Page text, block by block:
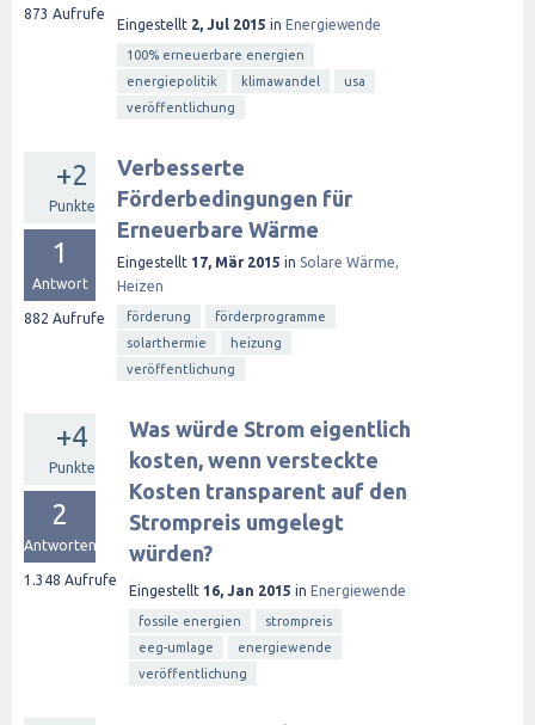
873 Aufrufe
Eingestellt 2, Jul 2015 in Energiewende
100% erneuerbare energien
energiepolitik
klimawandel
usa
veröffentlichung
+2
Punkte
1
Antwort
882 Aufrufe
Verbesserte
Förderbedingungen für
Erneuerbare Wärme
Eingestellt 17, Mär 2015 in Solare Wärme,
Heizen
förderung
förderprogramme
solarthermie
heizung
veröffentlichung
+4
Punkte
2
Antworten
1.348 Aufrufe
Was würde Strom eigentlich
kosten, wenn versteckte
Kosten transparent auf den
Strompreis umgelegt
würden?
Eingestellt 16, Jan 2015 in Energiewende
fossile energien
strompreis
eeg-umlage
energiewende
veröffentlichung